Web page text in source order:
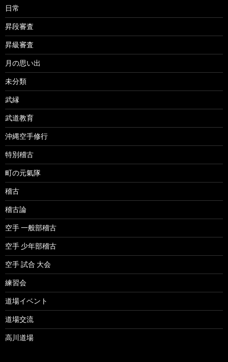
日常
昇段審査
昇級審査
月の思い出
未分類
武縁
武道教育
沖縄空手修行
特別稽古
町の元氣隊
稽古
稽古論
空手 一般部稽古
空手 少年部稽古
空手 試合 大会
練習会
道場イベント
道場交流
高川道場